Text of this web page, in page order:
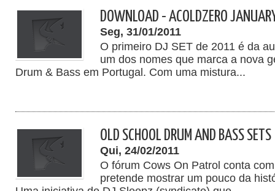
DOWNLOAD - ACOLDZERO
Seg, 31/01/2011
O primeiro DJ SET de 2011 é da
um dos nomes que marca a nova
Drum & Bass em Portugal. Com uma mistura...
OLD SCHOOL DRUM AND BASS SETS
Qui, 24/02/2011
O fórum Cows On Patrol conta
pretende mostrar um pouco da